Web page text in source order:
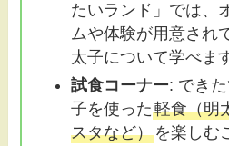
たいランド」では、
ムや体験が用意され
太子について学べま
試食コーナー: でき
子を使った軽食（明
スタなど）を楽しむ